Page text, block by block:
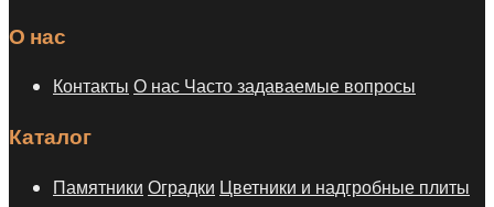
О нас
Контакты О нас Часто задаваемые вопросы
Каталог
Памятники Оградки Цветники и надгробные плиты